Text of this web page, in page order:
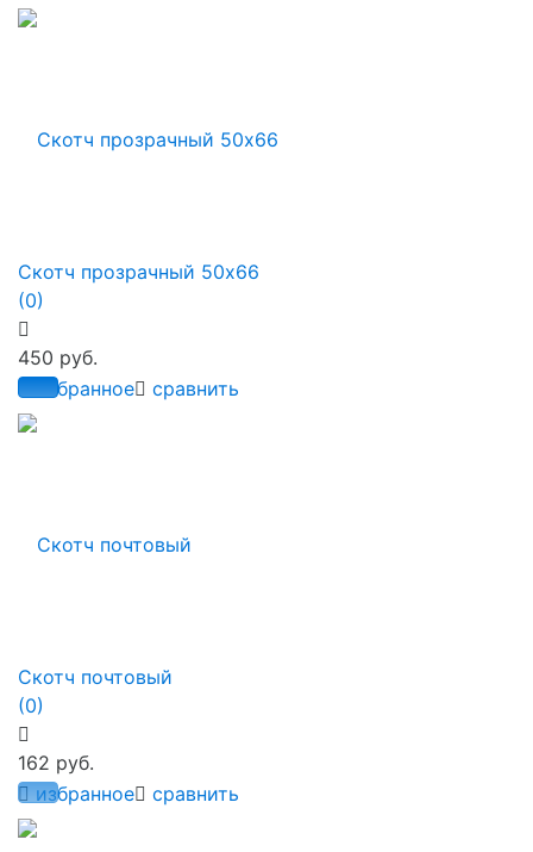
избранное сравнить
Скотч прозрачный 50х66
(0)
450 руб.
избранное сравнить
Скотч почтовый
(0)
162 руб.